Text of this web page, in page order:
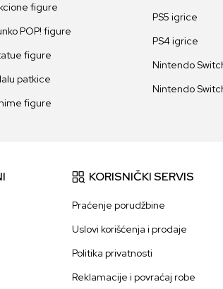
figure
POP! figure
figure
patkice
figure
PS5 igrice
PS4 igrice
Nintendo
Nintendo
KORISNIČKI SERVIS
Praćenje porudžbine
Uslovi korišćenja i prodaje
Politika privatnosti
Reklamacije i povraćaj robe